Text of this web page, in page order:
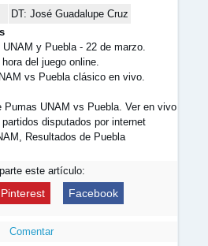
DT: José Guadalupe Cruz
y Puebla - 22 de marzo.
del juego online.
vs Puebla clásico en vivo.
Pumas UNAM vs Puebla. Ver en vivo
disputados por internet
Resultados de Puebla
este artículo:
Pinterest Facebook
Comentar